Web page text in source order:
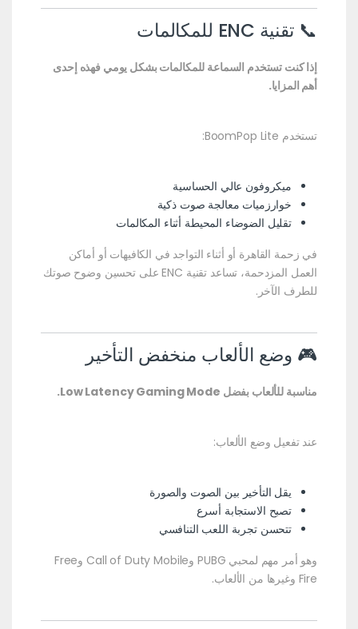
📞 تقنية ENC للمكالمات
إذا كنت تستخدم السماعة للمكالمات بشكل يومي فهذه إحدى
أهم المزايا.
تستخدم BoomPop Lite:
ميكروفون عالي الحساسية
خوارزميات معالجة صوت ذكية
تقليل الضوضاء المحيطة أثناء المكالمات
في زحمة القاهرة أو أثناء التواجد في الكافيهات أو أماكن
العمل المزدحمة، تساعد تقنية ENC على تحسين وضوح صوتك
للطرف الآخر.
🎮 وضع الألعاب منخفض التأخير
مناسبة للألعاب بفضل Low Latency Gaming Mode.
عند تفعيل وضع الألعاب:
يقل التأخير بين الصوت والصورة
تصبح الاستجابة أسرع
تتحسن تجربة اللعب التنافسي
وهو أمر مهم لمحبي PUBG وCall of Duty Mobile وFree
Fire وغيرها من الألعاب.